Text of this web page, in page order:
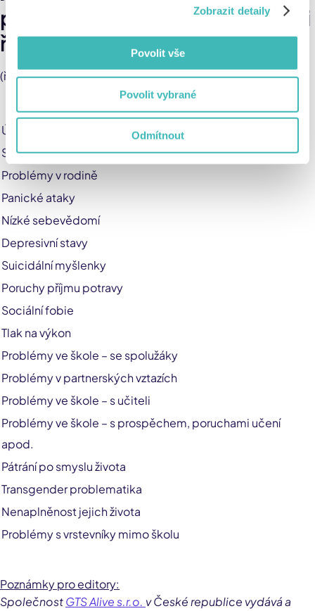
Zobrazit detaily
Povolit vše
Povolit vybrané
Odmítnout
psychologové s žáky nejčastěji
řeší:
(řazeno sestupně)
Úzkosti
Sebepoškozování
Problémy v rodině
Panické ataky
Nízké sebevědomí
Depresivní stavy
Suicidální myšlenky
Poruchy příjmu potravy
Sociální fobie
Tlak na výkon
Problémy ve škole – se spolužáky
Problémy v partnerských vztazích
Problémy ve škole – s učiteli
Problémy ve škole – s prospěchem, poruchami učení
apod.
Pátrání po smyslu života
Transgender problematika
Nenaplněnost jejich života
Problémy s vrstevníky mimo školu
Poznámky pro editory:
SpolečnostGTS Alive s.r.o. v České republice vydává a